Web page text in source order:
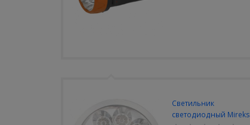
Светильник
светодиодный Mireks